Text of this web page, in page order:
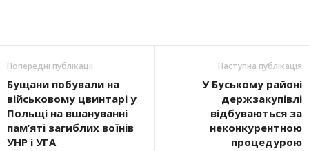
Попередні публікації
Бущани побували на
військовому цвинтарі у
Польщі на вшануванні
пам’яті загиблих воїнів
УНР і УГА
Наступна публікація
У Буському районі
держзакупівлі
відбуваються за
неконкурентною
процедурою